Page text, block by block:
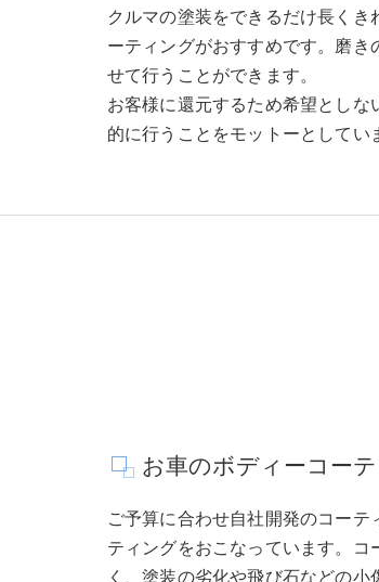
クルマの塗装をできるだけ長く
ーティングがおすすめです。磨
せて行うことができます。
お客様に還元するため希望とし
的に行うことをモットーとしてい
お車のボディーコー
ご予算に合わせ自社開発のコー
ティングをおこなっています。